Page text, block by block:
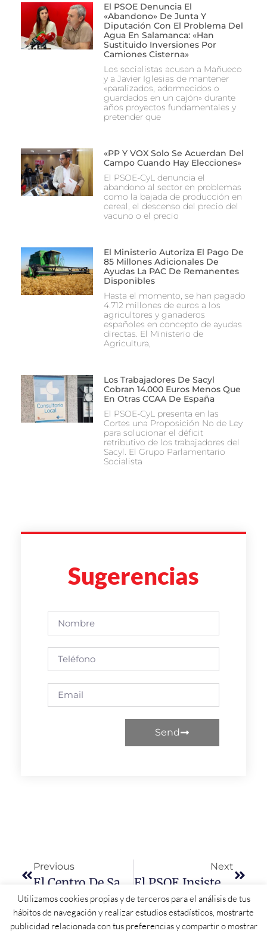
El PSOE Denuncia El
«abandono» De Junta Y
Diputación Con El Problema Del
Agua En Salamanca: «Han
Sustituido Inversiones Por
Camiones Cisterna»
Los socialistas acusan a Mañueco
y a Javier Iglesias de mantener
«paralizados, adormecidos o
guardados en un cajón» durante
años proyectos fundamentales y
pretender que
«PP Y VOX Solo Se Acuerdan Del
Campo Cuando Hay Elecciones»
El PSOE-CyL denuncia el
abandono al sector en problemas
como la bajada de producción en
cereal, el descenso del precio del
vacuno o el precio
El Ministerio Autoriza El Pago De
85 Millones Adicionales De
Ayudas La PAC De Remanentes
Disponibles
Hasta el momento, se han pagado
4.712 millones de euros a los
agricultores y ganaderos
españoles en concepto de ayudas
directas. El Ministerio de
Agricultura,
Los Trabajadores De Sacyl
Cobran 14.000 Euros Menos Que
En Otras CCAA De España
El PSOE-CyL presenta en las
Cortes una Proposición No de Ley
para solucionar el déficit
retributivo de los trabajadores del
Sacyl. El Grupo Parlamentario
Socialista
Sugerencias
Send
Previous Next
Utilizamos cookies propias y de terceros para el análisis de tus
hábitos de navegación y realizar estudios estadísticos, mostrarte
publicidad relacionada con tus preferencias y compartir o mostrar